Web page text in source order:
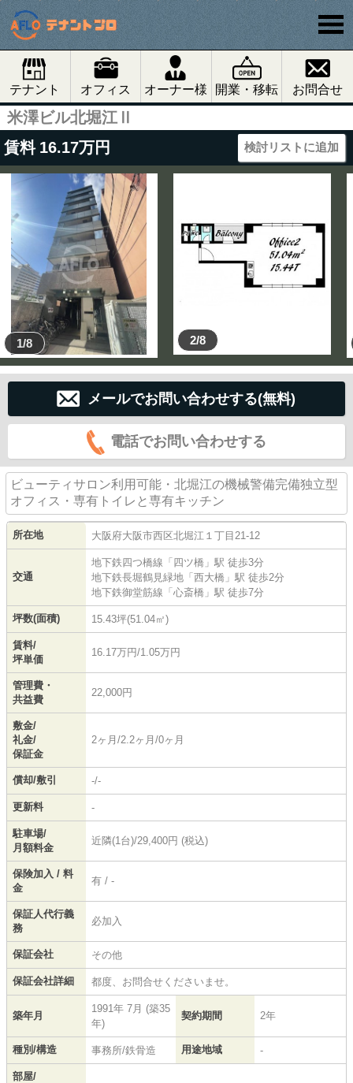
テナント オフィス オーナー様 開業・移転 お問合せ
米澤ビル北堀江Ⅱ
賃料 16.17万円 検討リストに追加
1/8 2/8
メールでお問い合わせする(無料)
電話でお問い合わせする
ビューティサロン利用可能・北堀江の機械警備完備独立型
オフィス・専有トイレと専有キッチン
所在地 大阪府大阪市西区北堀江 １丁目21-12
交通
地下鉄四つ橋線 「四ツ橋 」駅 徒歩3分
地下鉄長堀鶴見緑地 「西大橋 」駅 徒歩2分
地下鉄御堂筋線 「心斎橋 」駅 徒歩7分
坪数(面積) 15.43坪(51.04㎡)
賃料/
坪単価
16.17万円/1.05万円
管理費・
共益費
22,000円
敷金/
礼金/
保証金
2ヶ月/2.2ヶ月/0ヶ月
償却/敷引 -/-
更新料 -
駐車場/
月額料金
近隣(1台)/29,400円 (税込)
保険加入 / 料
金
有 / -
保証人代行義
務
必加入
保証会社 その他
保証会社詳細 都度、お問合せくださいませ。
築年月
1991年 7月 (築35
年)
契約期間 2年
種別/構造 事務所/鉄骨造 用途地域 -
部屋/